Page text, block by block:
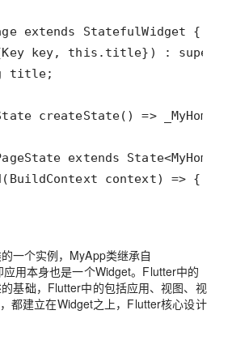
一个实例，MyApp类继承自
用本身也是一个Widget。Flutter中的
基础，Flutter中的包括应用、视图、视
都建立在Widget之上，Flutter核心设计